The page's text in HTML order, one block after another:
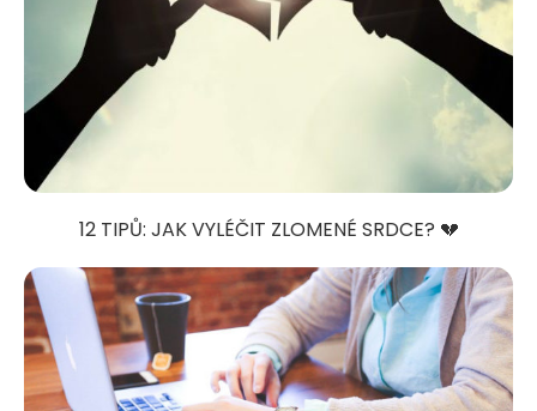
12 TIPŮ: JAK VYLÉČIT ZLOMENÉ SRDCE? 💔